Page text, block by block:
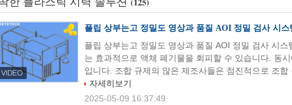
플립 상부는고 정밀도 영상과 품질 AOI 정밀 검사 시
플립 상부는고 정밀도 영상과 품질 AOI 정밀 검사 시
는 효과적으로 액체 폐기물을 회피할 수 있습니다. 동
입니다. 조합 규제의 많은 제조사들은 점진적으로 조합
자세히보기
2025-05-09 16:37:49